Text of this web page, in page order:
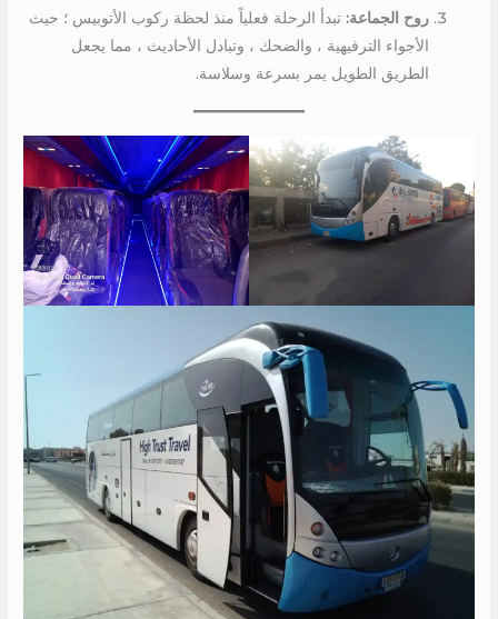
روح الجماعة: تبدأ الرحلة فعلياً منذ لحظة ركوب الأتوبيس ؛ حيث
الأجواء الترفيهية ، والضحك ، وتبادل الأحاديث ، مما يجعل
الطريق الطويل يمر بسرعة وسلاسة.